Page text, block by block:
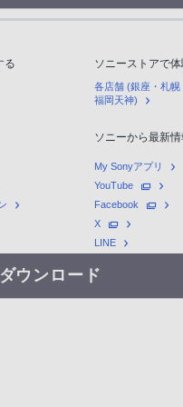
る ソニーストアで
各店舗 (銀座・札幌
福岡天神)
ソニーから最新
My Sonyアプリ
YouTube
Facebook
X
LINE
ウンロード